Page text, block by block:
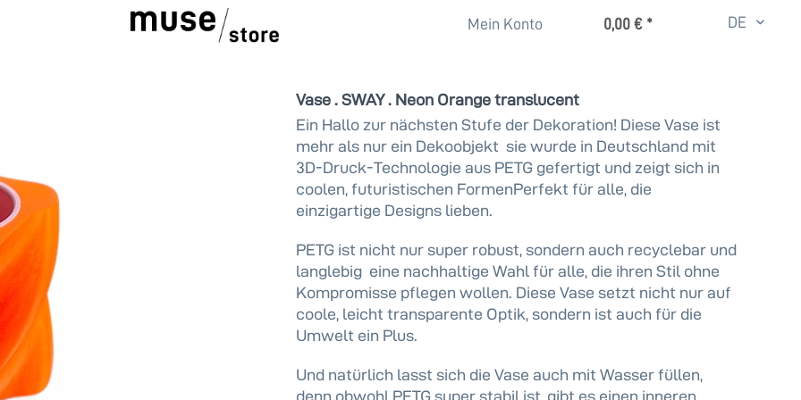
Mein Konto 0,00 € * DE
Vase . SWAY . Neon Orange translucent
Ein Hallo zur nächsten Stufe der Dekoration! Diese Vase ist
mehr als nur ein Dekoobjekt  sie wurde in Deutschland mit
3D-Druck-Technologie aus PETG gefertigt und zeigt sich in
coolen, futuristischen FormenPerfekt für alle, die
einzigartige Designs lieben.
PETG ist nicht nur super robust, sondern auch recyclebar und
langlebig  eine nachhaltige Wahl für alle, die ihren Stil ohne
Kompromisse pflegen wollen. Diese Vase setzt nicht nur auf
coole, leicht transparente Optik, sondern ist auch für die
Umwelt ein Plus.
Und natürlich lasst sich die Vase auch mit Wasser füllen,
denn obwohl PETG super stabil ist, gibt es einen inneren